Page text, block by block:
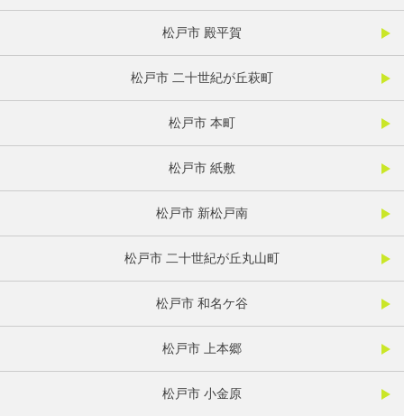
松戸市 殿平賀
松戸市 二十世紀が丘萩町
松戸市 本町
松戸市 紙敷
松戸市 新松戸南
松戸市 二十世紀が丘丸山町
松戸市 和名ケ谷
松戸市 上本郷
松戸市 小金原